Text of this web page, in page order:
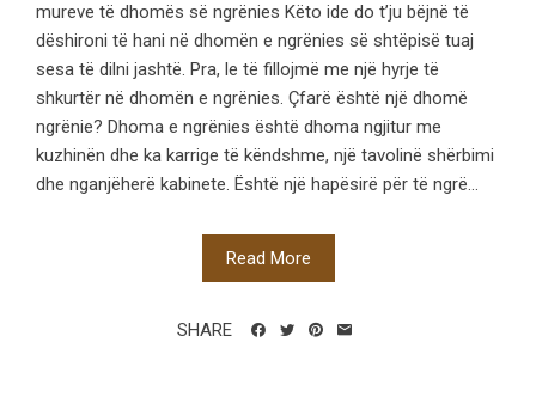
mureve të dhomës së ngrënies Këto ide do t’ju bëjnë të
dëshironi të hani në dhomën e ngrënies së shtëpisë tuaj
sesa të dilni jashtë. Pra, le të fillojmë me një hyrje të
shkurtër në dhomën e ngrënies. Çfarë është një dhomë
ngrënie? Dhoma e ngrënies është dhoma ngjitur me
kuzhinën dhe ka karrige të këndshme, një tavolinë shërbimi
dhe nganjëherë kabinete. Është një hapësirë ​​për të ngrë...
Read More
SHARE